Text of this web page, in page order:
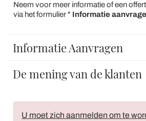
Neem voor meer informatie of een
via het formulier " Informatie
Informatie Aanvragen
De mening van de klanten
U moet zich aanmelden om te